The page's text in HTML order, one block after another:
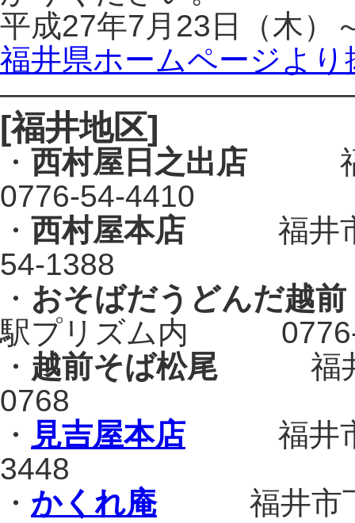
平成27年7月23日（木）
福井県ホームページより
[福井地区]
・ 西村屋日之出店 福
0776-54-4410
・ 西村屋本店 福井市
54-1388
・ おそばだうどんだ越前
駅プリズム内 0776-
・ 越前そば松尾 福井
0768
・ 見吉屋本店福井市
3448
・ かくれ庵福井市下